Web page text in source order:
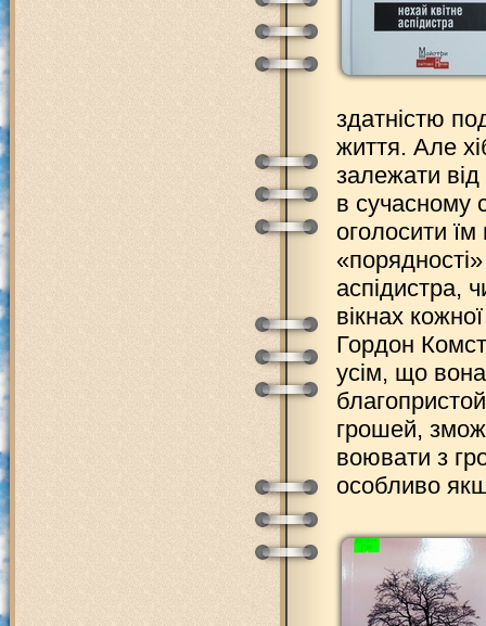
здатністю
життя. Але
залежати
в сучасному
оголосити їм
аспідистра,
вікнах
Гордон
усім, що
грошей,
воювати з
особливо